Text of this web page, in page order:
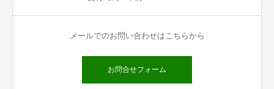
メールでのお問い合わせはこちらから
お問合せフォーム